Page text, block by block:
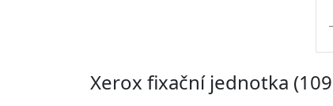
Xerox fixační jednotka